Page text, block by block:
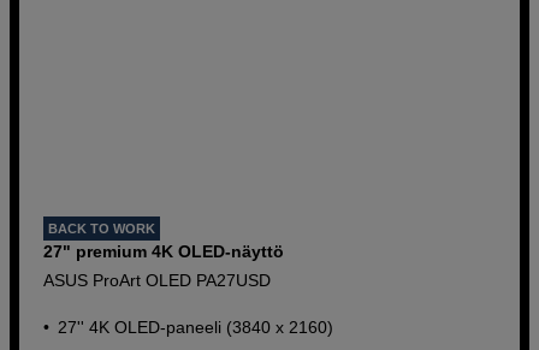
BACK TO WORK
27" premium 4K OLED-näyttö
ASUS ProArt OLED PA27USD
27'' 4K OLED-paneeli (3840 x 2160)